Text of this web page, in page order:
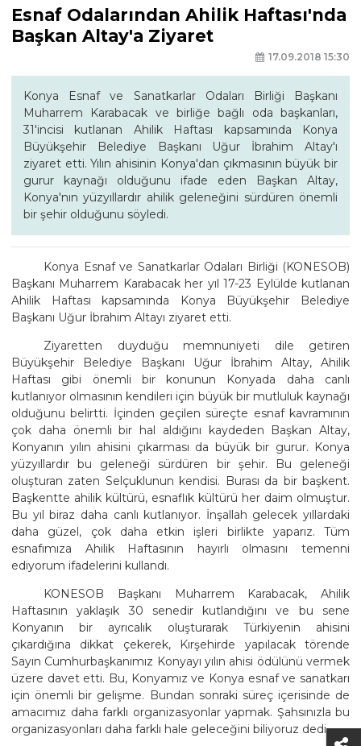
Esnaf Odalarından Ahilik Haftası'nda
Başkan Altay'a Ziyaret
17.09.2018 15:30
Konya Esnaf ve Sanatkarlar Odaları Birliği Başkanı
Muharrem Karabacak ve birliğe bağlı oda başkanları,
31'incisi kutlanan Ahilik Haftası kapsamında Konya
Büyükşehir Belediye Başkanı Uğur İbrahim Altay'ı
ziyaret etti. Yılın ahisinin Konya'dan çıkmasının büyük bir
gurur kaynağı olduğunu ifade eden Başkan Altay,
Konya'nın yüzyıllardır ahilik geleneğini sürdüren önemli
bir şehir olduğunu söyledi.
Konya Esnaf ve Sanatkarlar Odaları Birliği (KONESOB)
Başkanı Muharrem Karabacak her yıl 17-23 Eylülde kutlanan
Ahilik Haftası kapsamında Konya Büyükşehir Belediye
Başkanı Uğur İbrahim Altayı ziyaret etti.
Ziyaretten duyduğu memnuniyeti dile getiren
Büyükşehir Belediye Başkanı Uğur İbrahim Altay, Ahilik
Haftası gibi önemli bir konunun Konyada daha canlı
kutlanıyor olmasının kendileri için büyük bir mutluluk kaynağı
olduğunu belirtti. İçinden geçilen süreçte esnaf kavramının
çok daha önemli bir hal aldığını kaydeden Başkan Altay,
Konyanın yılın ahisini çıkarması da büyük bir gurur. Konya
yüzyıllardır bu geleneği sürdüren bir şehir. Bu geleneği
oluşturan zaten Selçuklunun kendisi. Burası da bir başkent.
Başkentte ahilik kültürü, esnaflık kültürü her daim olmuştur.
Bu yıl biraz daha canlı kutlanıyor. İnşallah gelecek yıllardaki
daha güzel, çok daha etkin işleri birlikte yaparız. Tüm
esnafımıza Ahilik Haftasının hayırlı olmasını temenni
ediyorum ifadelerini kullandı.
KONESOB Başkanı Muharrem Karabacak, Ahilik
Haftasının yaklaşık 30 senedir kutlandığını ve bu sene
Konyanın bir ayrıcalık oluşturarak Türkiyenin ahisini
çıkardığına dikkat çekerek, Kırşehirde yapılacak törende
Sayın Cumhurbaşkanımız Konyayı yılın ahisi ödülünü vermek
üzere davet etti. Bu, Konyamız ve Konya esnaf ve sanatkarı
için önemli bir gelişme. Bundan sonraki süreç içerisinde de
amacımız daha farklı organizasyonlar yapmak. Şahsınızla bu
organizasyonları daha farklı hale geleceğini biliyoruz dedi.